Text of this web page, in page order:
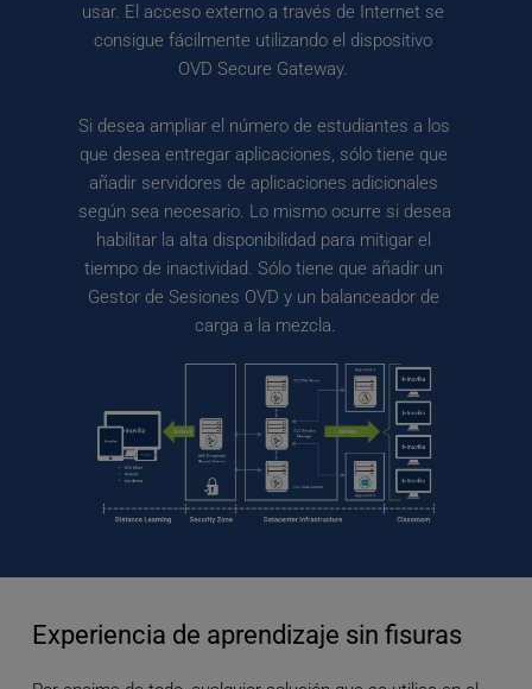
usar. El acceso externo a través de Internet se
consigue fácilmente utilizando el dispositivo
OVD Secure Gateway.
Si desea ampliar el número de estudiantes a los
que desea entregar aplicaciones, sólo tiene que
añadir servidores de aplicaciones adicionales
según sea necesario. Lo mismo ocurre si desea
habilitar la alta disponibilidad para mitigar el
tiempo de inactividad. Sólo tiene que añadir un
Gestor de Sesiones OVD y un balanceador de
carga a la mezcla.
Experiencia de aprendizaje sin fisuras